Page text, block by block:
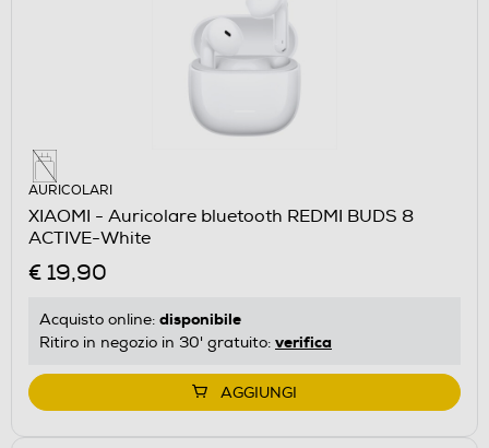
AURICOLARI
XIAOMI - Auricolare bluetooth REDMI BUDS 8
ACTIVE-White
€ 19,90
Acquisto online: disponibile
Ritiro in negozio in 30' gratuito: verifica
AGGIUNGI